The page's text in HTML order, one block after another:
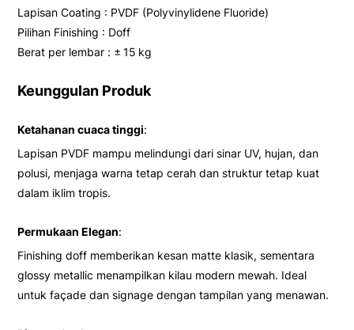
Lapisan Coating : PVDF (Polyvinylidene Fluoride)
Pilihan Finishing : Doff
Berat per lembar : ± 15 kg
Keunggulan Produk
Ketahanan cuaca tinggi:
Lapisan PVDF mampu melindungi dari sinar UV, hujan, dan
polusi, menjaga warna tetap cerah dan struktur tetap kuat
dalam iklim tropis.
Permukaan Elegan:
Finishing doff memberikan kesan matte klasik, sementara
glossy metallic menampilkan kilau modern mewah. Ideal
untuk façade dan signage dengan tampilan yang menawan.